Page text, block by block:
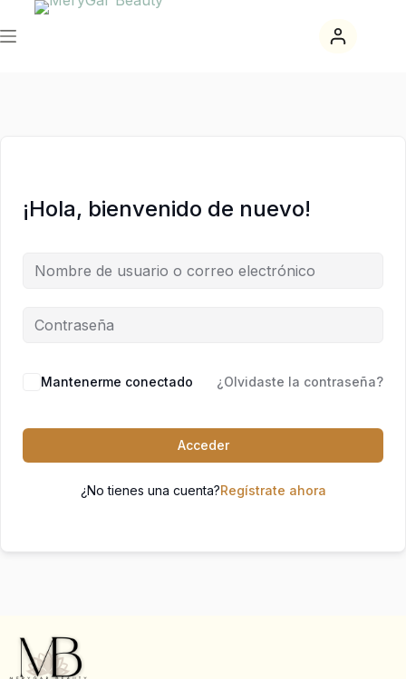
Saltar
al
Saltar
al
¡Hola, bienvenido de nuevo!
Mantenerme conectado ¿Olvidaste la contraseña?
Acceder
¿No tienes una cuenta?Regístrate ahora